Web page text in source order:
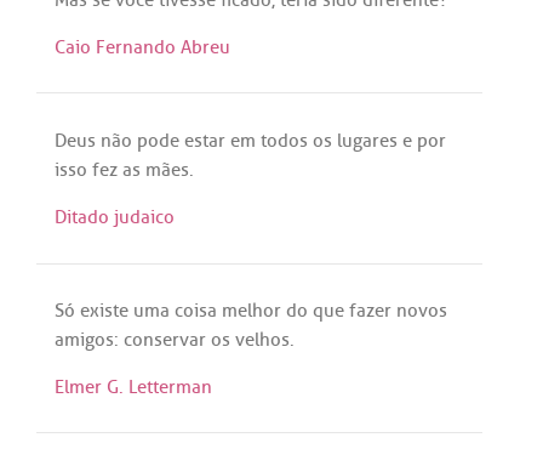
Caio Fernando Abreu
Deus não pode estar em todos os lugares e por
isso fez as mães.
Ditado judaico
Só existe uma coisa melhor do que fazer novos
amigos: conservar os velhos.
Elmer G. Letterman